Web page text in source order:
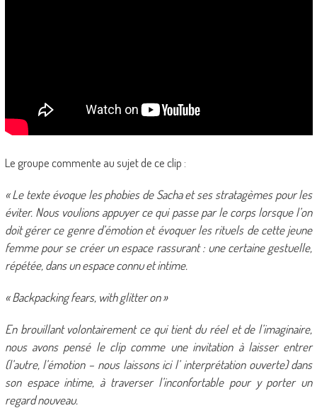
Le groupe commente au sujet de ce clip :
« Le texte évoque les phobies de Sacha et ses stratagèmes pour les
éviter. Nous voulions appuyer ce qui passe par le corps lorsque l’on
doit gérer ce genre d’émotion et évoquer les rituels de cette jeune
femme pour se créer un espace rassurant : une certaine gestuelle,
répétée, dans un espace connu et intime.
« Backpacking fears, with glitter on »
En brouillant volontairement ce qui tient du réel et de l’imaginaire,
nous avons pensé le clip comme une invitation à laisser entrer
(l’autre, l’émotion – nous laissons ici l’ interprétation ouverte) dans
son espace intime, à traverser l’inconfortable pour y porter un
regard nouveau.